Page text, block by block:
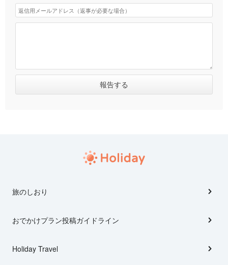
旅のしおり
おでかけプラン投稿ガイドライン
Holiday Travel